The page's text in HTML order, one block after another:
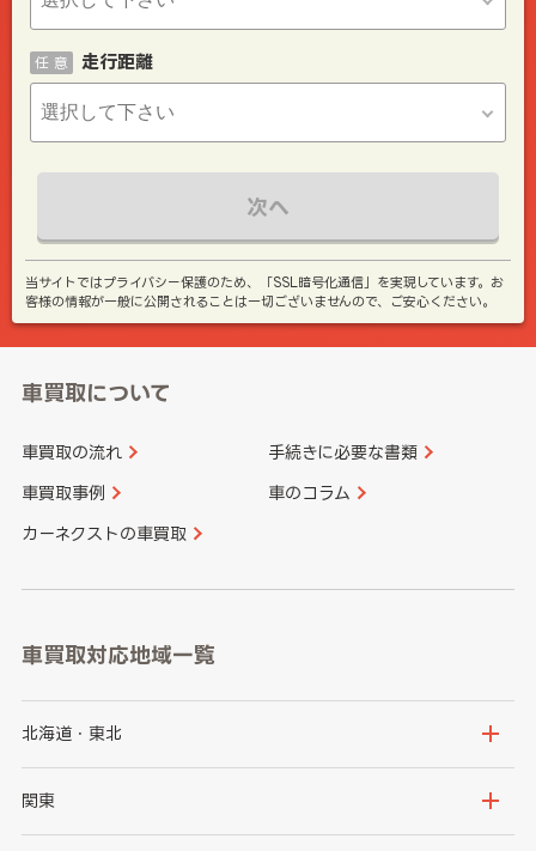
走行距離
任 意
次へ
当サイトではプライバシー保護のため、「SSL暗号化通信」を実現しています。お
客様の情報が一般に公開されることは一切ございませんので、ご安心ください。
車買取について
車買取の流れ 手続きに必要な書類
車買取事例 車のコラム
カーネクストの車買取
車買取対応地域一覧
北海道・東北
北海道
関東